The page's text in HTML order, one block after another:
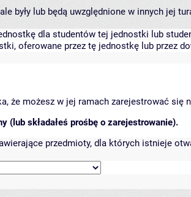
były lub będą uwzględnione w innych jej
dla studentów tej jednostki lub
oferowane przez tę jednostkę lub przez
że możesz w jej ramach zarejestrować się
(lub składałeś prośbę o zarejestrowanie).
przedmioty, dla których istnieje